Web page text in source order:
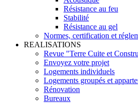
Résistance au feu
Stabilité
Résistance au gel
Normes, certification et
REALISATIONS
Revue "Terre Cuite et
Envoyez votre projet
Logements individuels
Logements groupés et
Rénovation
Bureaux